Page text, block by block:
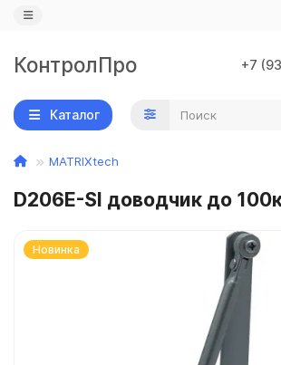
КонтролПро +7
Назад
IP камеры
Wi-Fi камеры
IP видеорегистраторы
AHD камеры
Назад
PoE коммутаторы
PoE оборудование
Назад
Замки
Доводчики
Кодовые клавиатуры
Контроллеры, считыватели, кнопки
Каталог
MATRIXtech
D206E-SI доводчик до
Новинка